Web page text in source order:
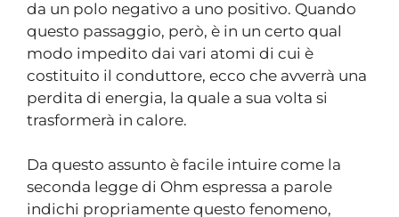
da un polo negativo a uno positivo. Quando
questo passaggio, però, è in un certo qual
modo impedito dai vari atomi di cui è
costituito il conduttore, ecco che avverrà una
perdita di energia, la quale a sua volta si
trasformerà in calore.
Da questo assunto è facile intuire come la
seconda legge di Ohm espressa a parole
indichi propriamente questo fenomeno,